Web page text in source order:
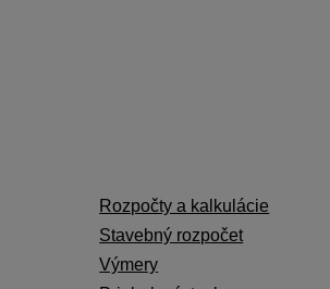
Rozpočty a kalkulácie
Stavebný rozpočet
Výmery